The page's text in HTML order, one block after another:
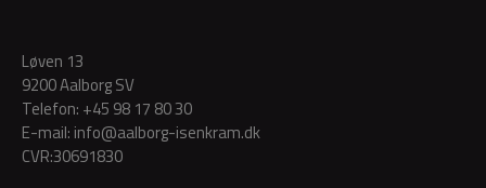
Løven 13
9200 Aalborg SV
Telefon: +45 98 17 80 30
E-mail: info@aalborg-isenkram.dk
CVR:30691830